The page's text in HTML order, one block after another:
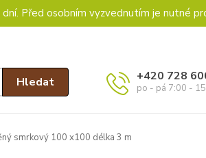
Před osobním vyzvednutím je nutné
Hledat +420 728
po - pá 7:00 -
smrkový 100 x100 délka 3 m